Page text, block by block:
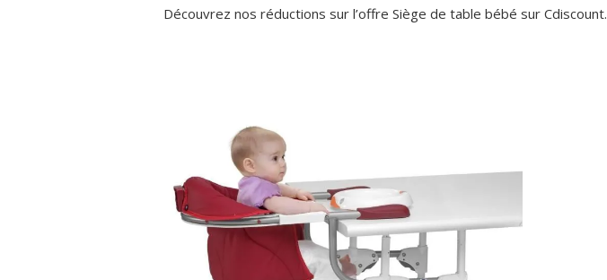
Découvrez nos réductions sur l’offre Siège de table bébé sur Cdiscount.